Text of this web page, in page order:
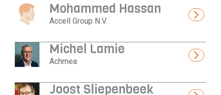
Mohammed Hassan
Accell Group N.V.
Michel Lamie
Achmea
Joost Sliepenbeek